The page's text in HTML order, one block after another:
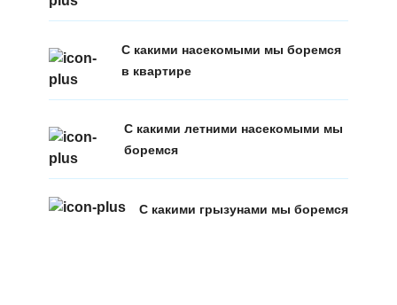
С какими насекомыми мы боремся
в квартире
С какими летними насекомыми мы
боремся
С какими грызунами мы боремся